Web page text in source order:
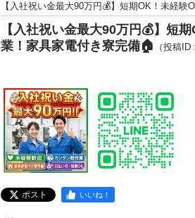
【入社祝い金最大90万円💰】短期OK！未経
【入社祝い金最大90万円💰】短
業！家具家電付き寮完備🏠
（投稿
ポスト いいね！